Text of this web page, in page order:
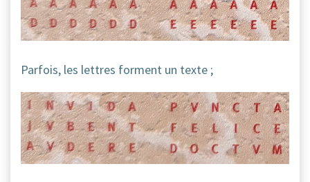
Parfois, les lettres forment un texte ;